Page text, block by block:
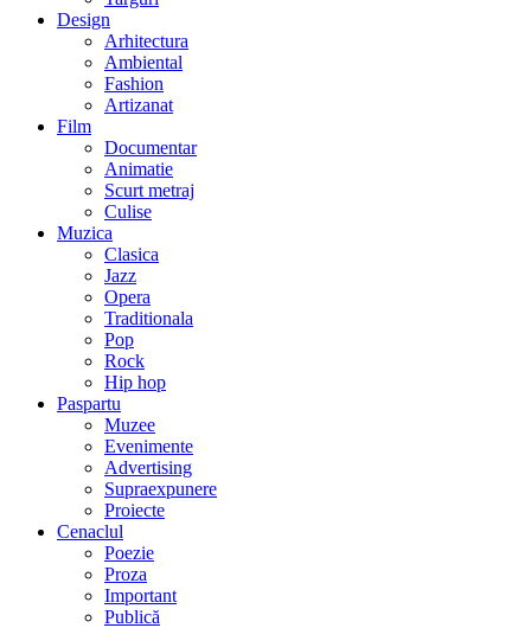
Design
Arhitectura
Ambiental
Fashion
Artizanat
Film
Documentar
Animatie
Scurt metraj
Culise
Muzica
Clasica
Jazz
Opera
Traditionala
Pop
Rock
Hip hop
Paspartu
Muzee
Evenimente
Advertising
Supraexpunere
Proiecte
Cenaclul
Poezie
Proza
Important
Publică